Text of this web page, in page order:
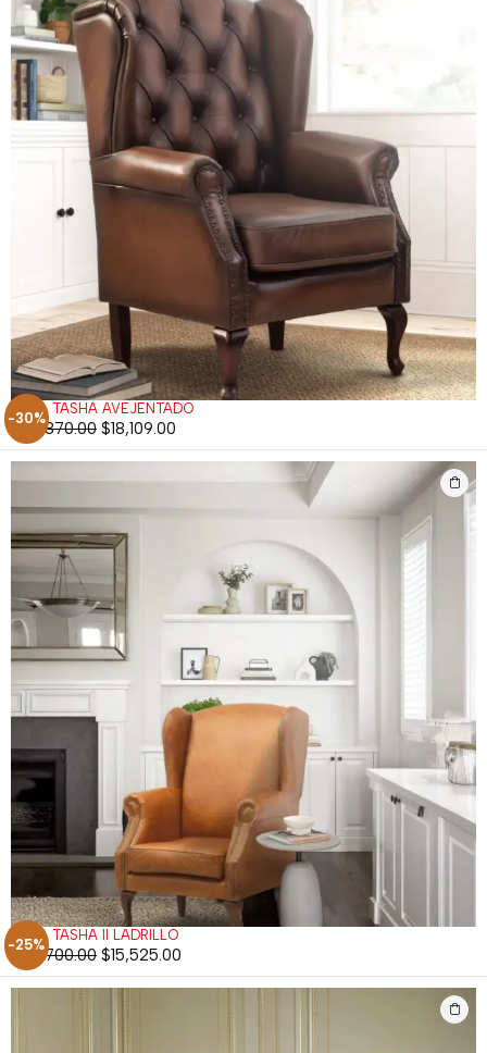
-30%
SILLA TASHA AVEJENTADO
$25,870.00 $18,109.00
-25%
SILLA TASHA II LADRILLO
$20,700.00 $15,525.00